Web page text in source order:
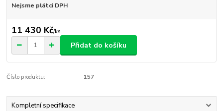
Nejsme plátci DPH
11 430 Kč/ks
Přidat do košíku
Číslo produktu: 157
Kompletní specifikace